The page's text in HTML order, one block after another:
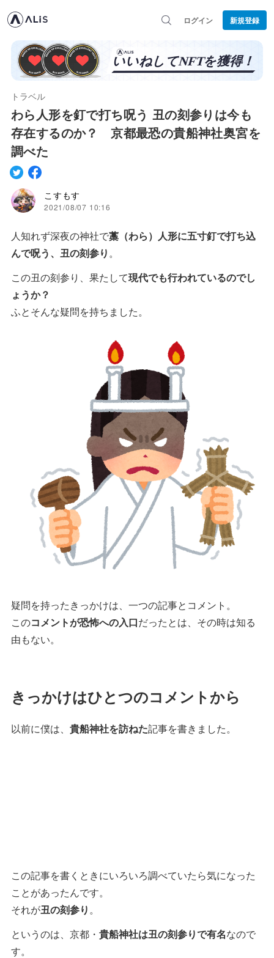
ログイン 新規登録
トラベル
わら人形を釘で打ち呪う 丑の刻参りは今も
存在するのか？ 京都最恐の貴船神社奥宮を
調べた
こすもす
2021/08/07 10:16
人知れず深夜の神社で藁（わら）人形に五寸釘で打ち込
んで呪う、丑の刻参り。
この丑の刻参り、果たして現代でも行われているのでし
ょうか？
ふとそんな疑問を持ちました。
疑問を持ったきっかけは、一つの記事とコメント。
このコメントが恐怖への入口だったとは、その時は知る
由もない。
きっかけはひとつのコメントから
以前に僕は、 貴船神社を訪ねた記事を書きました。
この記事を書くときにいろいろ調べていたら気になった
ことがあったんです。
それが丑の刻参り。
というのは、京都・ 貴船神社は丑の刻参りで有名なので
す。